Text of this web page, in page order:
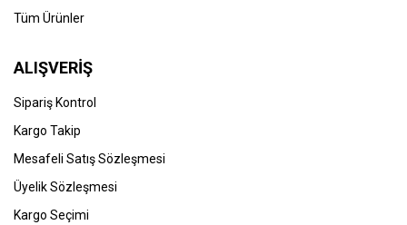
Tüm Ürünler
ALIŞVERİŞ
Sipariş Kontrol
Kargo Takip
Mesafeli Satış Sözleşmesi
Üyelik Sözleşmesi
Kargo Seçimi